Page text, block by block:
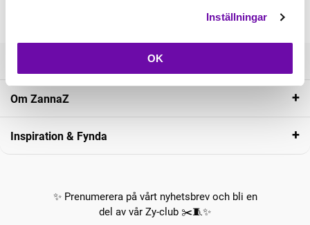
Inställningar
OK
Om ZannaZ
Inspiration & Fynda
✨ Prenumerera på vårt nyhetsbrev och bli en
del av vår Zy-club ✂️🧵✨